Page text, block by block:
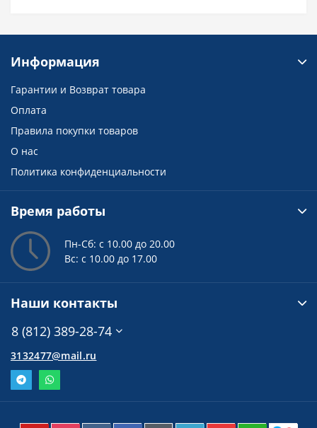
Информация
Гарантии и Возврат товара
Оплата
Правила покупки товаров
О нас
Политика конфиденциальности
Время работы
Пн-Сб: с 10.00 до 20.00
Вс: с 10.00 до 17.00
Наши контакты
8 (812) 389-28-74
3132477@mail.ru